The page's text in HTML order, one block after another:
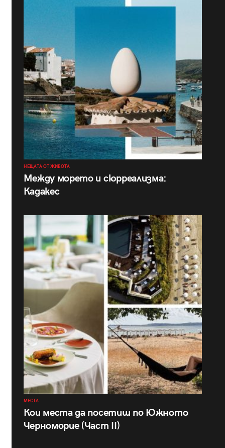
НЕЩАТА ОТ ЖИВОТА
Между морето и сюрреализма:
Кадакес
МЕСТА
Кои места да посетиш по Южното
Черноморие (Част II)